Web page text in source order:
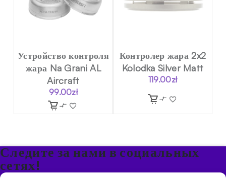
Устройство контроля
жара Na Grani AL
Aircraft
99.00zł
Контролер жара 2x2
Kolodka Silver Matt
119.00zł
Следите за нами в социальных
сетях!
Будьте в курсе акций и новостей в Кальяне